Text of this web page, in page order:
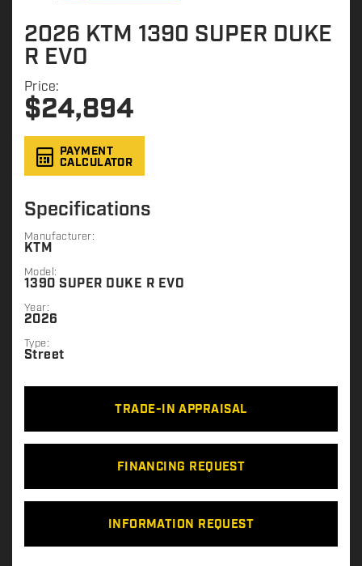
2026 KTM 1390 SUPER DUKE
R EVO
Price:
$24,894
PAYMENT
CALCULATOR
Specifications
Manufacturer:
KTM
Model:
1390 SUPER DUKE R EVO
Year:
2026
Type:
Street
TRADE-IN APPRAISAL
FINANCING REQUEST
INFORMATION REQUEST